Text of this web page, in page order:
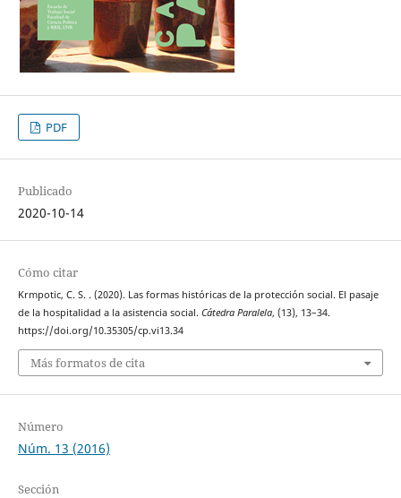
PDF
Publicado
2020-10-14
Cómo citar
Krmpotic, C. S. . (2020). Las formas históricas de la protección social. El pasaje
de la hospitalidad a la asistencia social. Cátedra Paralela, (13), 13–34.
https://doi.org/10.35305/cp.vi13.34
Más formatos de cita
Número
Núm. 13 (2016)
Sección